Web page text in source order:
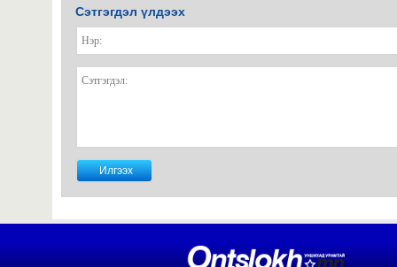
Сэтгэгдэл үлдээх